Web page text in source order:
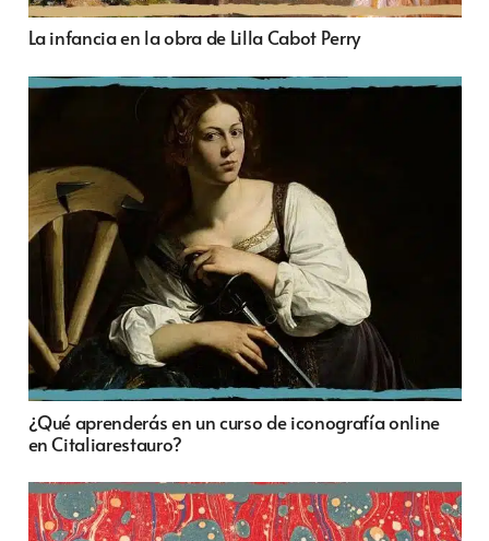
La infancia en la obra de Lilla Cabot Perry
¿Qué aprenderás en un curso de iconografía online
en Citaliarestauro?